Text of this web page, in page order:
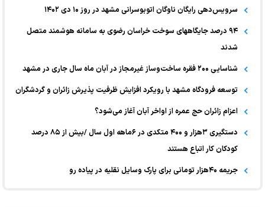
سرویس‌دهی رایگان ناوگان اتوبوسرانی مشهد در روز ١۰ دی ۱۴۰۲
۹۴ درصد جایگاههای سوخت خراسان رضوی به سامانه هوشمند متصل
شدند
شناسایی ۲۰۰ فقره ساخت‌وساز غیرمجاز در آبان ماه سال جاری در مشهد
توسعه فرودگاه مشهد با رویکرد افزایش ظرفیت پذیرش زائران و گردشگران
اعزام زائران حج عمره از اواخر آبان آغاز می‌شود؟
دستگیری ۳هزار و ۴۰۰ متکدی در ۶ماهه اول سال /بیش از ۸۵ درصد
کودکان کار اتباع هستند
جریمه ۴۰هزار تومانی برای پارک وسایل نقلیه در پیاده رو